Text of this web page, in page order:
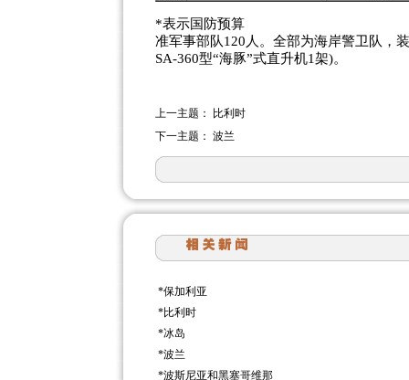
*表示国防预算
准军事部队120人。全部为海岸警卫队，
SA-360型“海豚”式直升机1架)。
上一主题：
比利时
下一主题： 波兰
*保加利亚
*比利时
*冰岛
*波兰
*波斯尼亚和黑塞哥维那